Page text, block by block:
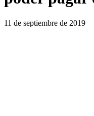
11 de septiembre de 2019